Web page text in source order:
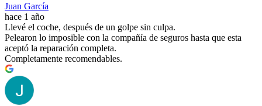
Juan García
hace 1 año
Llevé el coche, después de un golpe sin culpa.
Pelearon lo imposible con la compañía de seguros hasta que esta
aceptó la reparación completa.
Completamente recomendables.